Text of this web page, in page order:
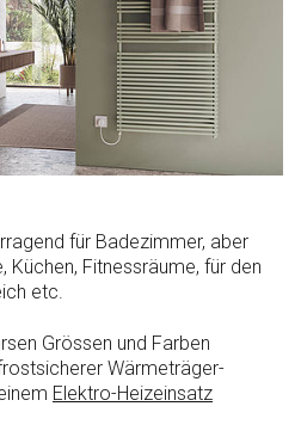
für Badezimmer, aber
Küchen, Fitness­räume, für den
etc.
Grössen und Farben
Wärmeträger-
Elektro-Heizeinsatz